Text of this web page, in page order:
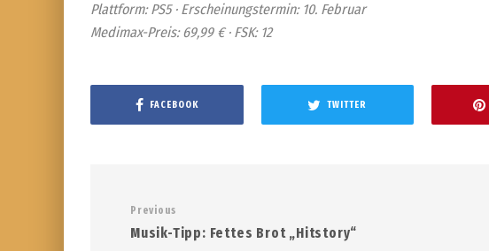
Plattform: PS5 · Erscheinungstermin: 10. Februar
Medimax-Preis: 69,99 € · FSK: 12
FACEBOOK TWITTER
Previous
Musik-Tipp: Fettes Brot „Hitstory“